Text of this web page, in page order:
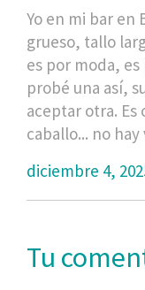
Yo en mi bar en
grueso, tallo
es por moda,
probé una así,
aceptar otra. Es
caballo... no
diciembre 4,
Tu